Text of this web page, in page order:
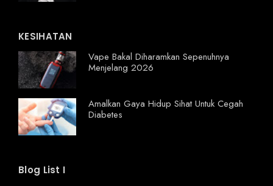
KESIHATAN
Vape Bakal Diharamkan Sepenuhnya
Menjelang 2026
Amalkan Gaya Hidup Sihat Untuk Cegah
Diabetes
Blog List I